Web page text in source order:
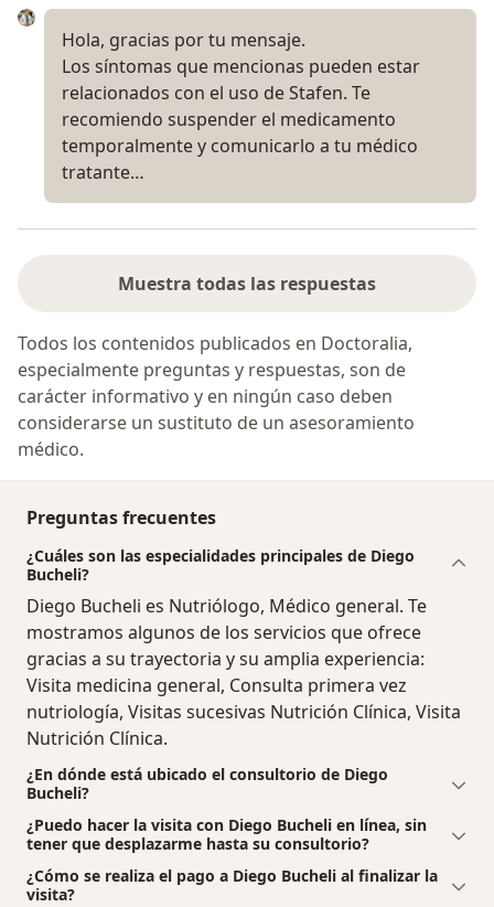
Hola, gracias por tu mensaje.
Los síntomas que mencionas pueden estar
relacionados con el uso de Stafen. Te
recomiendo suspender el medicamento
temporalmente y comunicarlo a tu médico
tratante…
Muestra todas las respuestas
Todos los contenidos publicados en Doctoralia,
especialmente preguntas y respuestas, son de
carácter informativo y en ningún caso deben
considerarse un sustituto de un asesoramiento
médico.
Preguntas frecuentes
¿Cuáles son las especialidades principales de Diego
Bucheli?
Diego Bucheli es Nutriólogo, Médico general. Te
mostramos algunos de los servicios que ofrece
gracias a su trayectoria y su amplia experiencia:
Visita medicina general, Consulta primera vez
nutriología, Visitas sucesivas Nutrición Clínica, Visita
Nutrición Clínica.
¿En dónde está ubicado el consultorio de Diego
Bucheli?
¿Puedo hacer la visita con Diego Bucheli en línea, sin
tener que desplazarme hasta su consultorio?
¿Cómo se realiza el pago a Diego Bucheli al finalizar la
visita?